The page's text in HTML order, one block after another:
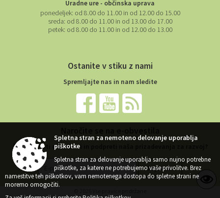
Uradne ure - občinska uprava
ponedeljek: od 8.00 do 11.00 in od 12.00 do 15.00
sreda: od 8.00 do 11.00 in od 13.00 do 17.00
petek: od 8.00 do 11.00 in od 12.00 do 13.00
Ostanite v stiku z nami
Spremljajte nas in nam sledite
Naročite se na e-obvestila
Želite ostati obveščeni in podpreti naša prizadevanja za razvoj?
Spletna stran za nemoteno delovanje uporablja
piškotke
Spletna stran za delovanje uporablja samo nujno potrebne
piškotke, za katere ne potrebujemo vaše privolitve. Brez
namestitve teh piškotkov, vam nemotenega dostopa do spletne strani ne
moremo omogočiti.